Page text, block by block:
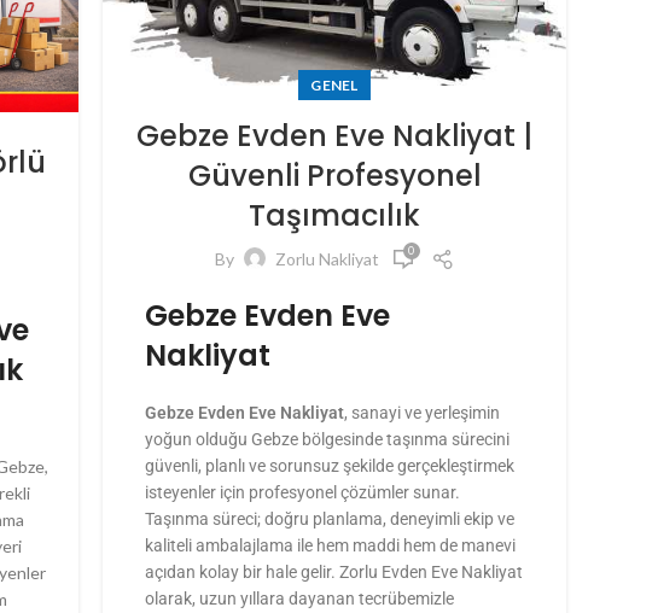
GENEL
Gebze Evden Eve Nakliyat |
Güvenli Profesyonel
Taşımacılık
By Zorlu Nakliyat 0
Gebze Evden Eve
Nakliyat
Gebze Evden Eve Nakliyat, sanayi ve yerleşimin
yoğun olduğu Gebze bölgesinde taşınma sürecini
güvenli, planlı ve sorunsuz şekilde gerçekleştirmek
isteyenler için profesyonel çözümler sunar.
Taşınma süreci; doğru planlama, deneyimli ekip ve
kaliteli ambalajlama ile hem maddi hem de manevi
açıdan kolay bir hale gelir. Zorlu Evden Eve Nakliyat
olarak, uzun yıllara dayanan tecrübemizle